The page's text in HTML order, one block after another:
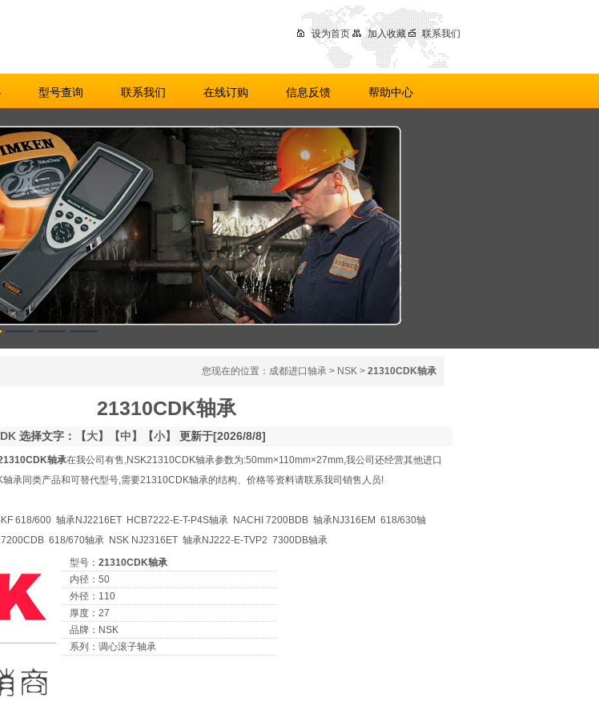
设为首页 加入收藏 联系我们
型号查询 联系我们 在线订购 信息反馈 帮助中心
您现在的位置： 成都进口轴承 > NSK > 21310CDK轴承
21310CDK轴承
选择文字：【大】【中】【小】 更新于[2026/8/8]
轴承在我公司有售,NSK21310CDK轴承参数为:50mm×110mm×27mm,我公司还经营其他进口
承同类产品和可替代型号,需要21310CDK轴承的结构、价格等资料请联系我司销售人员!
618/600 轴承NJ2216ET HCB7222-E-T-P4S轴承 NACHI 7200BDB 轴承NJ316EM 618/630轴
618/670轴承 NSK NJ2316ET 轴承NJ222-E-TVP2 7300DB轴承
型号： 21310CDK轴承
内径：50
外径：110
厚度：27
品牌：NSK
系列：调心滚子轴承